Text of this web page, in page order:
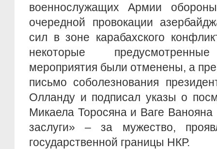
военнослужащих Армии
очередной провокации
сил в зоне карабахского
некоторые
мероприятия были отменены, а
письмо соболезнования
Олланду и подписал указы о
Микаела Торосяна и Ваге
заслуги» – за мужество,
государственной границы НКР.